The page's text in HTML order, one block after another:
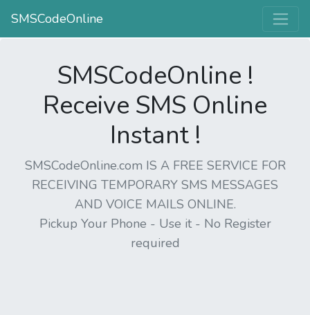
SMSCodeOnline
SMSCodeOnline !
Receive SMS Online
Instant !
SMSCodeOnline.com IS A FREE SERVICE FOR
RECEIVING TEMPORARY SMS MESSAGES
AND VOICE MAILS ONLINE.
Pickup Your Phone - Use it - No Register
required